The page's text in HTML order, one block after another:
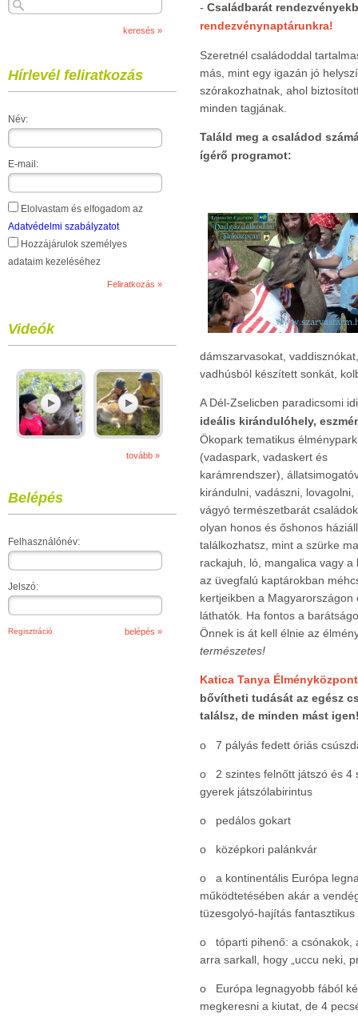
Hírlevél feliratkozás
Név:
E-mail:
Elolvastam és elfogadom az
Adatvédelmi szabályzatot
Hozzájárulok személyes
adataim kezeléséhez
Videók
tovább »
Belépés
Felhasználónév:
Jelszó:
Regisztráció
- Családbarát
rendezvénynaptárunkra!
Szeretnél családoddal
más, mint egy igazán jó
szórakozhatnak, ahol
minden tagjának.
Találd meg a családod
ígérő programot:
dámszarvasokat,
vadhúsból készített sonkát,
A Dél-Zselicben paradicsomi
ideális kirándulóhely,
Ökopark tematikus
(vadaspark, vadaskert és
karámrendszer),
kirándulni, vadászni, lovagolni,
vágyó természetbarát
olyan honos és őshonos
találkozhatsz, mint a szürke
rackajuh, ló, mangalica vagy
az üvegfalú kaptárokban
kertjeikben a
láthatók. Ha fontos a
Önnek is át kell élnie az
természetes!
Katica Tanya
bővítheti tudását az egész
találsz, de minden mást
o 7 pályás fedett óriás
o 2 szintes felnőtt játszó és 4
gyerek játszólabirintus
o pedálos gokart
o középkori palánkvár
o a kontinentális Európa
működtetésében akár a
tüzesgolyó-hajítás
o tóparti pihenő: a csónakok,
arra sarkall, hogy „uccu neki,
o Európa legnagyobb fából
megkeresni a kiutat, de 4